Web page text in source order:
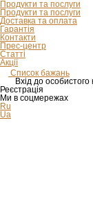
Продукти та послуги
Продукти та послуги
Доставка та оплата
Гарантія
Контакти
Прес-центр
Статті
Акції
Список бажань
Вхід до особистого
Реєстрація
Ми в соцмережах
Ru
Ua